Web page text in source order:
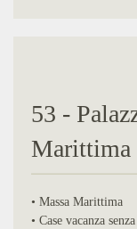
53 -
Marittima
• Massa Marittima
• Case vacanza